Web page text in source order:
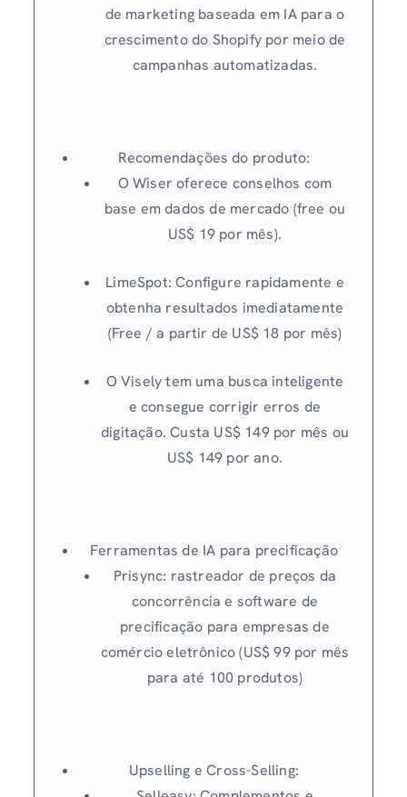
de marketing baseada em IA para o
crescimento do Shopify por meio de
campanhas automatizadas.
Recomendações do produto:
O Wiser oferece conselhos com
base em dados de mercado (free ou
US$ 19 por mês).
LimeSpot: Configure rapidamente e
obtenha resultados imediatamente
(Free / a partir de US$ 18 por mês)
O Visely tem uma busca inteligente
e consegue corrigir erros de
digitação. Custa US$ 149 por mês ou
US$ 149 por ano.
Ferramentas de IA para precificação
Prisync: rastreador de preços da
concorrência e software de
precificação para empresas de
comércio eletrônico (US$ 99 por mês
para até 100 produtos)
Upselling e Cross-Selling: